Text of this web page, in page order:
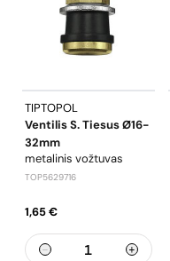
TIPTOPOL
Ventilis S. Tiesus Ø16-
32mm
metalinis vožtuvas
TOP5629716
1,65 €